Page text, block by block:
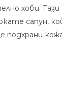
хоби.
сапун,
подхрани